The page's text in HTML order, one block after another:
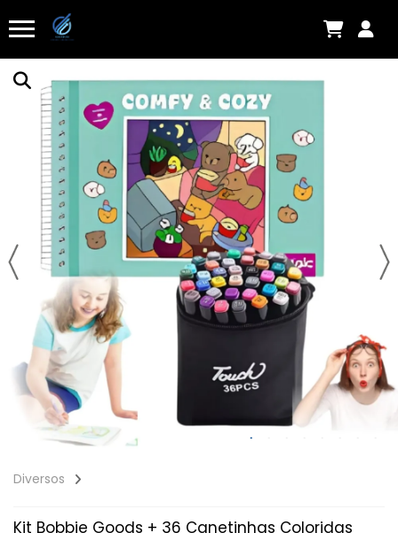
Diversos
Kit Bobbie Goods + 36 Canetinhas Coloridas